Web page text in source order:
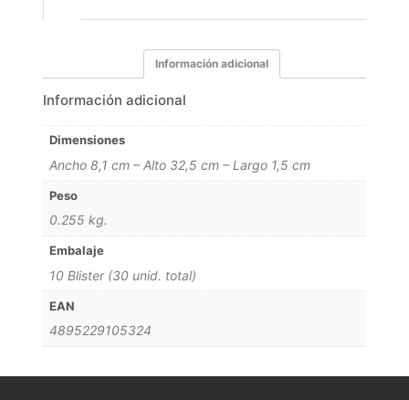
Información adicional
Información adicional
Dimensiones
Ancho 8,1 cm – Alto 32,5 cm – Largo 1,5 cm
Peso
0.255 kg.
Embalaje
10 Blister (30 unid. total)
EAN
4895229105324